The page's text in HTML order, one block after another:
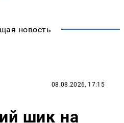
новость
08.08.2026, 17:15
шик на